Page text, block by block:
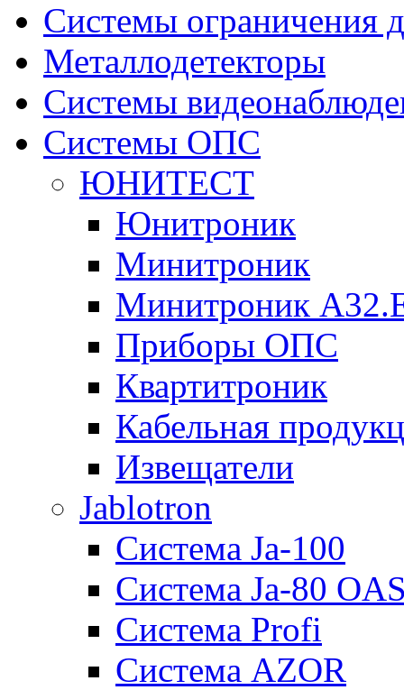
Системы ограничения
Металлодетекторы
Системы
Системы ОПС
ЮНИТЕСТ
Юнитроник
Минитроник
Минитроник
Приборы ОПС
Квартитроник
Кабельная
Извещатели
Jablotron
Система Ja-100
Система Ja-80
Система Profi
Система AZOR